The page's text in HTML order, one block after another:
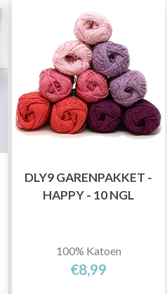
DLY9 GARENPAKKET -
HAPPY - 10 NGL
100% Katoen
€8,99